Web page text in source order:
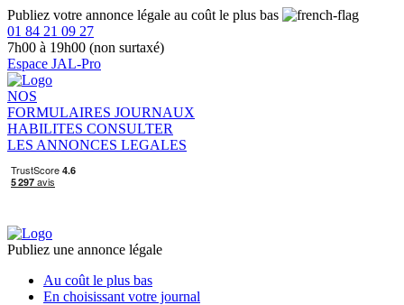
Publiez votre annonce légale au coût le plus bas
01 84 21 09 27
7h00 à 19h00 (non surtaxé)
Espace JAL-Pro
NOS
FORMULAIRES JOURNAUX
HABILITES CONSULTER
LES ANNONCES LEGALES
Publiez une annonce légale
Au coût le plus bas
En choisissant votre journal